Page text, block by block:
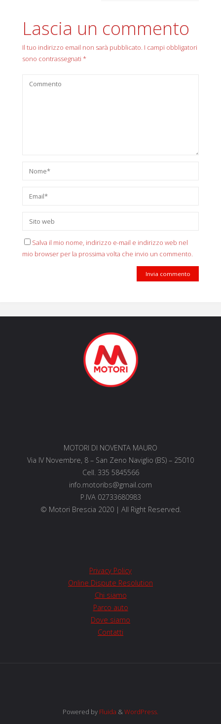
Lascia un commento
Il tuo indirizzo email non sarà pubblicato. I campi obbligatori
sono contrassegnati *
Salva il mio nome, indirizzo e-mail e indirizzo web nel
mio browser per la prossima volta che invio un commento.
MOTORI DI NOVENTA MAURO
Via IV Novembre, 8 – San Zeno Naviglio (BS) – 25010
Cell. 335 5845566
info.motoribs@gmail.com
P.IVA 02733680983
© Motori Brescia 2020 | All Right Reserved.
Privacy Policy
Online Dispute Resolution
Chi siamo
Parco auto
Dove siamo
Contatti
Powered by Fluida &WordPress.